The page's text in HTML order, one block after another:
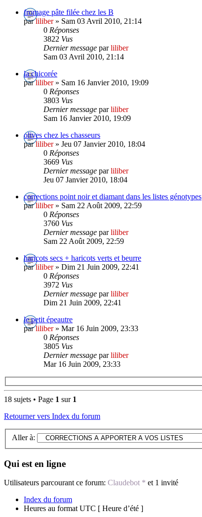
fromage pâte filée chez les B
parliliber» Sam 03 Avril 2010, 21:14
0 Réponses
3822 Vus
Dernier message parliliber
Sam 03 Avril 2010, 21:14
la chicorée
parliliber» Sam 16 Janvier 2010, 19:09
0 Réponses
3803 Vus
Dernier message parliliber
Sam 16 Janvier 2010, 19:09
olives chez les chasseurs
parliliber» Jeu 07 Janvier 2010, 18:04
0 Réponses
3669 Vus
Dernier message parliliber
Jeu 07 Janvier 2010, 18:04
corrections point noir et diamant dans les listes génotypes
parliliber» Sam 22 Août 2009, 22:59
0 Réponses
3760 Vus
Dernier message parliliber
Sam 22 Août 2009, 22:59
haricots secs + haricots verts et beurre
parliliber» Dim 21 Juin 2009, 22:41
0 Réponses
3972 Vus
Dernier message parliliber
Dim 21 Juin 2009, 22:41
le petit épeautre
parliliber» Mar 16 Juin 2009, 23:33
0 Réponses
3805 Vus
Dernier message parliliber
Mar 16 Juin 2009, 23:33
18 sujets • Page 1 sur 1
Retourner vers Index du forum
Aller à:
Qui est en ligne
Utilisateurs parcourant ce forum: Claudebot * et 1 invité
Index du forum
Heures au format UTC [ Heure d’été ]